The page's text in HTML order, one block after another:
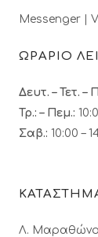
Messenger
ΩΡΑΡΙΟ
Δευτ. – Τετ. –
Τρ.: – Πεμ.:
Σαβ.: 10:00 –
Λ.